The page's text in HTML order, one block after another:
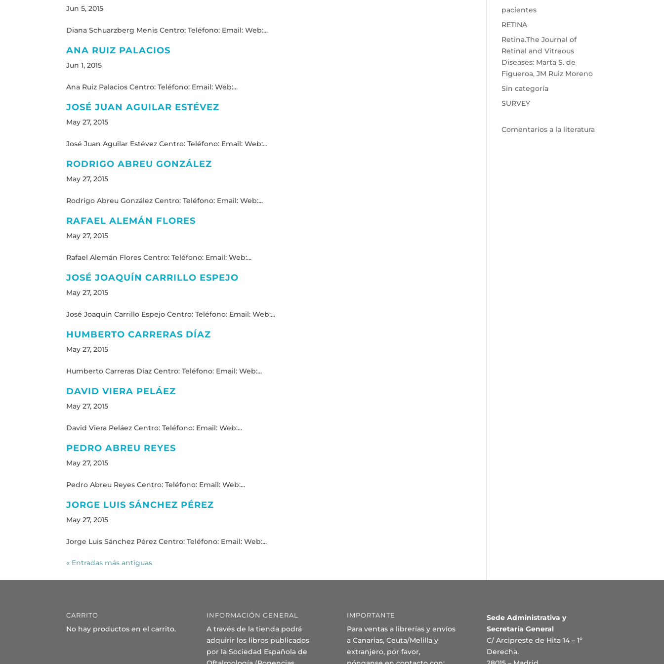
Jun 5, 2015
Diana Schuarzberg Menis Centro: Teléfono: Email: Web:...
ANA RUIZ PALACIOS
Jun 1, 2015
Ana Ruiz Palacios Centro: Teléfono: Email: Web:...
JOSÉ JUAN AGUILAR ESTÉVEZ
May 27, 2015
José Juan Aguilar Estévez Centro: Teléfono: Email: Web:...
RODRIGO ABREU GONZÁLEZ
May 27, 2015
Rodrigo Abreu González Centro: Teléfono: Email: Web:...
RAFAEL ALEMÁN FLORES
May 27, 2015
Rafael Alemán Flores Centro: Teléfono: Email: Web:...
JOSÉ JOAQUÍN CARRILLO ESPEJO
May 27, 2015
José Joaquín Carrillo Espejo Centro: Teléfono: Email: Web:...
HUMBERTO CARRERAS DÍAZ
May 27, 2015
Humberto Carreras Díaz Centro: Teléfono: Email: Web:...
DAVID VIERA PELÁEZ
May 27, 2015
David Viera Peláez Centro: Teléfono: Email: Web:...
PEDRO ABREU REYES
May 27, 2015
Pedro Abreu Reyes Centro: Teléfono: Email: Web:...
JORGE LUIS SÁNCHEZ PÉREZ
May 27, 2015
Jorge Luis Sánchez Pérez Centro: Teléfono: Email: Web:...
« Entradas más antiguas
pacientes
RETINA
Retina.The Journal of
Retinal and Vitreous
Diseases: Marta S. de
Figueroa, JM Ruiz Moreno
Sin categoría
SURVEY
Comentarios a la literatura
CARRITO
No hay productos en el carrito.
INFORMACIÓN GENERAL
A través de la tienda podrá
adquirir los libros publicados
por la Sociedad Española de
IMPORTANTE
Para ventas a librerías y envíos
a Canarias, Ceuta/Melilla y
extranjero, por favor,
Sede Administrativa y
Secretaría General
C/ Arcipreste de Hita 14 – 1º
Derecha.